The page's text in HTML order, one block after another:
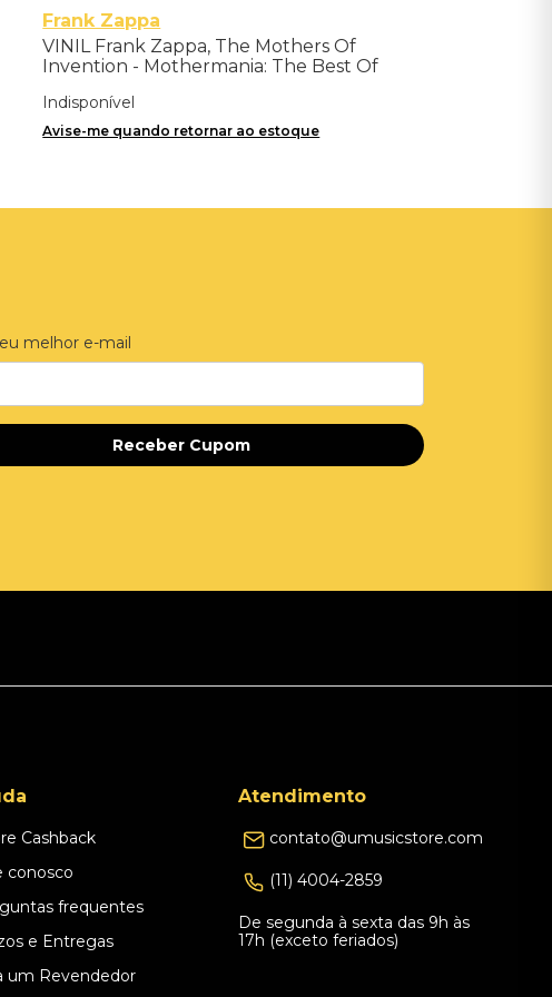
Frank Zappa
VINIL Frank Zappa, The Mothers Of
Invention - Mothermania: The Best Of
Indisponível
Avise-me quando retornar ao estoque
melhor e-mail
Receber Cupom
Cashback
conosco
frequentes
e Entregas
um Revendedor
Atendimento
contato@umusicstore.com
(11) 4004-2859
De segunda à sexta das 9h às
17h (exceto feriados)